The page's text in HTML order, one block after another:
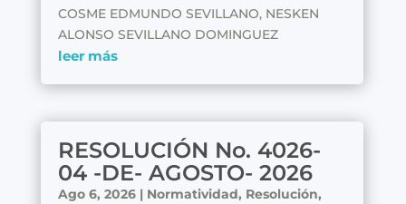
COSME EDMUNDO SEVILLANO, NESKEN
ALONSO SEVILLANO DOMINGUEZ
leer más
RESOLUCIÓN No. 4026-
04 -DE- AGOSTO- 2026
Ago 6, 2026| Normatividad, Resolución,